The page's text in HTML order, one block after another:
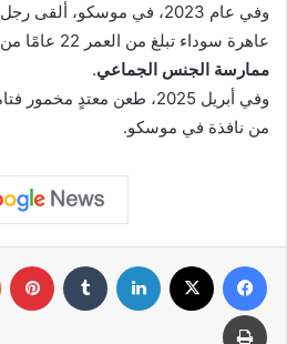
عاهرة سوداء تبلغ من العمر 22 عامًا من نيجيريا من النافذة.
ممارسة الجنس الجماعي.
وفي أبريل 2025، طعن معتدٍ
من نافذة في موسكو.
فيسبوك لينكدإن
طباعة